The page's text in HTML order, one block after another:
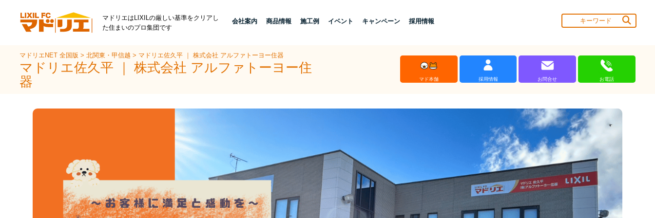
マドリエはLIXILの厳しい基準をクリアし
た住まいのプロ集団です
会社案内 商品情報 施工例 イベント キャンペーン 採用情報
マドリエNET 全国版>北関東・甲信越> マドリエ佐久平 ｜ 株式会社 アルファトーヨー住器
マドリエ佐久平 ｜ 株式会社 アルファトーヨー住
器
マド本舗 採用情報 お問合せ お電話